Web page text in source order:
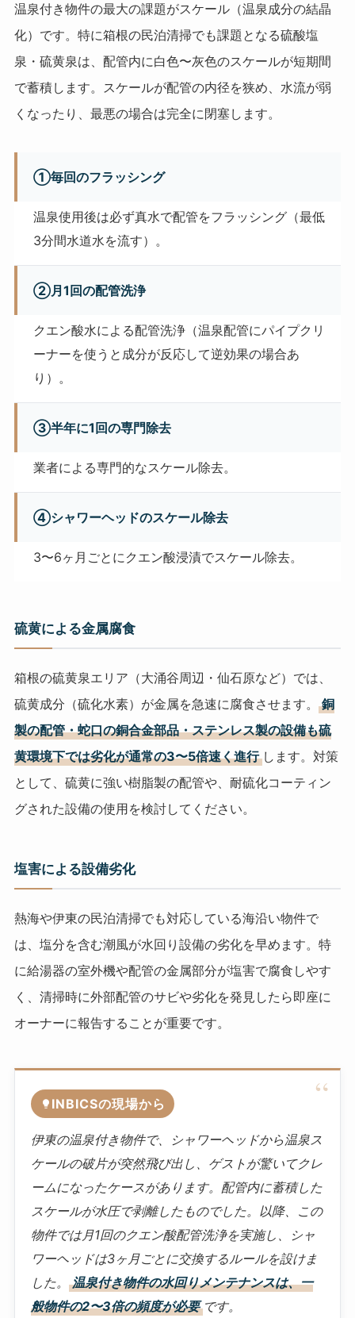
温泉付き物件の最大の課題がスケール（温泉成分の結晶
化）です。特に箱根の民泊清掃でも課題となる硫酸塩
泉・硫黄泉は、配管内に白色〜灰色のスケールが短期間
で蓄積します。スケールが配管の内径を狭め、水流が弱
くなったり、最悪の場合は完全に閉塞します。
①毎回のフラッシング
温泉使用後は必ず真水で配管をフラッシング（最低
3分間水道水を流す）。
②月1回の配管洗浄
クエン酸水による配管洗浄（温泉配管にパイプクリ
ーナーを使うと成分が反応して逆効果の場合あ
り）。
③半年に1回の専門除去
業者による専門的なスケール除去。
④シャワーヘッドのスケール除去
3〜6ヶ月ごとにクエン酸浸漬でスケール除去。
硫黄による金属腐食
箱根の硫黄泉エリア（大涌谷周辺・仙石原など）では、
硫黄成分（硫化水素）が金属を急速に腐食させます。
銅
製の配管・蛇口の銅合金部品・ステンレス製の設備も硫
黄環境下では劣化が通常の3〜5倍速く進行 します。対策
として、硫黄に強い樹脂製の配管や、耐硫化コーティン
グされた設備の使用を検討してください。
塩害による設備劣化
熱海や伊東の民泊清掃でも対応している海沿い物件で
は、塩分を含む潮風が水回り設備の劣化を早めます。特
に給湯器の室外機や配管の金属部分が塩害で腐食しやす
く、清掃時に外部配管のサビや劣化を発見したら即座に
オーナーに報告することが重要です。
INBICSの現場から
伊東の温泉付き物件で、シャワーヘッドから温泉ス
ケールの破片が突然飛び出し、ゲストが驚いてクレ
ームになったケースがあります。配管内に蓄積した
スケールが水圧で剥離したものでした。以降、この
物件では月1回のクエン酸配管洗浄を実施し、シャ
ワーヘッドは3ヶ月ごとに交換するルールを設けま
した。
温泉付き物件の水回りメンテナンスは、一
般物件の2〜3倍の頻度が必要 です。